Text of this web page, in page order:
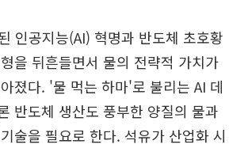
인공지능(AI) 혁명과 반도체 초호황
을 뒤흔들면서 물의 전략적 가치가
졌다. '물 먹는 하마'로 불리는 AI 데
반도체 생산도 풍부한 양질의 물과
술을 필요로 한다. 석유가 산업화 시